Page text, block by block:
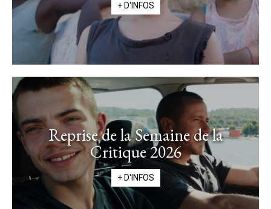
+ D'INFOS
Reprise de la Semaine de la
Critique 2026
+ D'INFOS